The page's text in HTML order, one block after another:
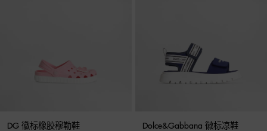
DG 徽标橡胶穆勒鞋
Dolce&Gabbana 徽标凉鞋